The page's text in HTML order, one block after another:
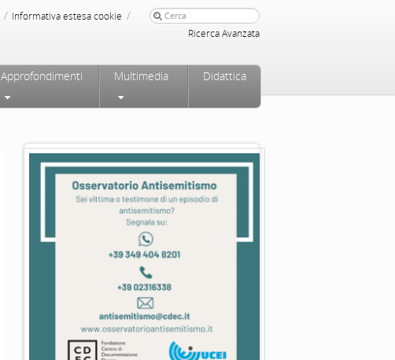
/ Informativa estesa cookie /
Ricerca Avanzata
Approfondimenti Multimedia Didattica